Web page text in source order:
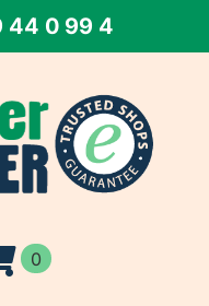
44 0 99 4
0